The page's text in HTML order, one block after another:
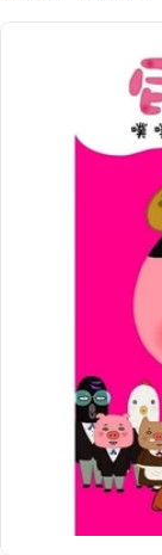
Skip
Open media 0 in